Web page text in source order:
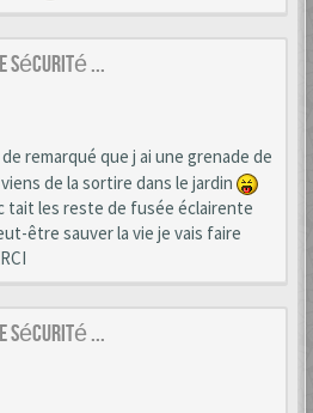
sécurité ...
remarqué que j ai une grenade de
de la sortire dans le jardin
tait les reste de fusée éclairente
être sauver la vie je vais faire
sécurité ...